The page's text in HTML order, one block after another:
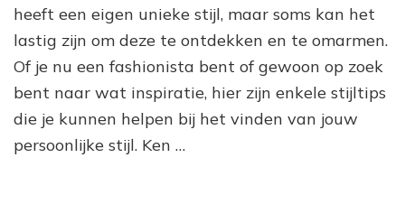
heeft een eigen unieke stijl, maar soms kan het
lastig zijn om deze te ontdekken en te omarmen.
Of je nu een fashionista bent of gewoon op zoek
bent naar wat inspiratie, hier zijn enkele stijltips
die je kunnen helpen bij het vinden van jouw
persoonlijke stijl. Ken …